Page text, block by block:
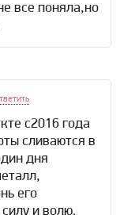
все поняла,но
с2016 года
сливаются в
дня
его
и волю.